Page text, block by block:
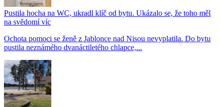
Pustila hocha na WC, ukradl klíč od bytu. Ukázalo se, že toho měl
na svědomí víc
Ochota pomoci se ženě z Jablonce nad Nisou nevyplatila. Do bytu
pustila neznámého dvanáctiletého chlapce,...